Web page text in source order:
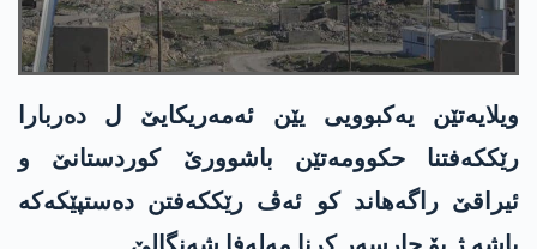
ویلایه‌تێن یه‌كبوویی یێن ئه‌مه‌ریكایێ ل ده‌ربارا
رێككه‌فتنا حكوومه‌تێن باشوورێ كوردستانێ و
ئیراقێ راگه‌هاند كو ئه‌ڤ رێككه‌فتن ده‌ستپێكه‌كه‌